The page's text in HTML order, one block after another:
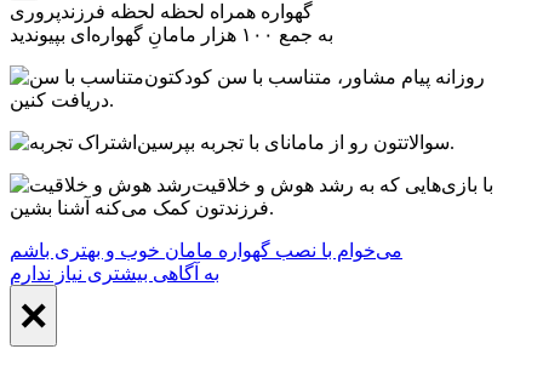
گهواره همراه لحظه لحظه فرزندپروری
به جمع ۱۰۰ هزار مامانِ گهواره‌ای بپیوندید
روزانه پیام‌ مشاور، متناسب با سن کودکتون
دریافت کنین.
سوالاتتون رو از مامانای با تجربه بپرسین.
با بازی‌هایی که به رشد هوش و خلاقیت
فرزندتون کمک می‌کنه آشنا بشین.
می‌خوام با نصب گهواره مامان خوب و بهتری باشم
به آگاهی بیشتری نیاز ندارم
×